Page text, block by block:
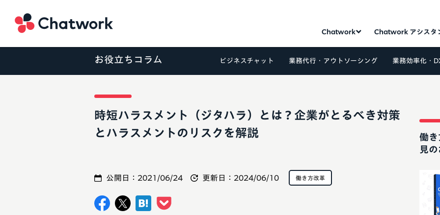
Chatwork Chatwork アシスタ
お役立ちコラム ビジネスチャット 業務代行・アウトソーシング 業務効率化・
時短ハラスメント（ジタハラ）とは？企業がとるべき対策
とハラスメントのリスクを解説
公開日： 2021/06/24 更新日： 2024/06/10 働き方改革
働き
見